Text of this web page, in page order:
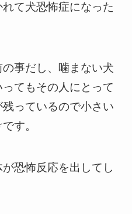
て犬恐怖症になった
の事だし、噛まない犬
てもその人にとって
っているので小さい
す。
恐怖反応を出してし